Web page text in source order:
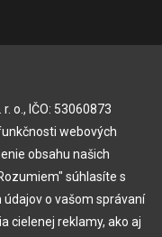
o., IČO: 53060873
webových
obsahu našich
súhlasíte s
o vašom správaní
cielenej reklamy, ako aj